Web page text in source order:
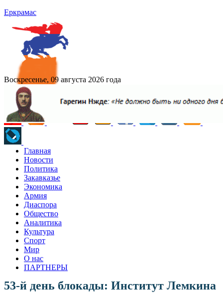
Еркрамас
Воскресенье, 09 августа 2026 года
Главная
Новости
Политика
Закавказье
Экономика
Армия
Диаспора
Общество
Аналитика
Культура
Спорт
Мир
О нас
ПАРТНЕРЫ
53-й день блокады: Институт Лемкина